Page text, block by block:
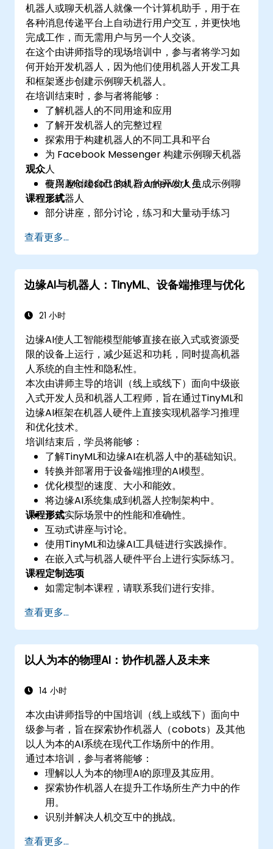
机器人或聊天机器人就像一个计算机助手，用于在
各种消息传递平台上自动进行用户交互，并更快地
完成工作，而无需用户与另一个人交谈。
在这个由讲师指导的现场培训中，参与者将学习如
何开始开发机器人，因为他们使用机器人开发工具
和框架逐步创建示例聊天机器人。
在培训结束时，参与者将能够：
了解机器人的不同用途和应用
了解开发机器人的完整过程
探索用于构建机器人的不同工具和平台
为 Facebook Messenger 构建示例聊天机器
人
使用 Microsoft Bot Framework 生成示例聊
天机器人
观众
有兴趣创建自己的机器人的开发人员
课程形式
部分讲座，部分讨论，练习和大量动手练习
查看更多...
边缘AI与机器人：TinyML、设备端推理与优化
21 小时
边缘AI使人工智能模型能够直接在嵌入式或资源受
限的设备上运行，减少延迟和功耗，同时提高机器
人系统的自主性和隐私性。
本次由讲师主导的培训（线上或线下）面向中级嵌
入式开发人员和机器人工程师，旨在通过TinyML和
边缘AI框架在机器人硬件上直接实现机器学习推理
和优化技术。
培训结束后，学员将能够：
了解TinyML和边缘AI在机器人中的基础知识。
转换并部署用于设备端推理的AI模型。
优化模型的速度、大小和能效。
将边缘AI系统集成到机器人控制架构中。
评估实际场景中的性能和准确性。
课程形式
互动式讲座与讨论。
使用TinyML和边缘AI工具链进行实践操作。
在嵌入式与机器人硬件平台上进行实际练习。
课程定制选项
如需定制本课程，请联系我们进行安排。
查看更多...
以人为本的物理AI：协作机器人及未来
14 小时
本次由讲师指导的中国培训（线上或线下）面向中
级参与者，旨在探索协作机器人（cobots）及其他
以人为本的AI系统在现代工作场所中的作用。
通过本培训，参与者将能够：
理解以人为本的物理AI的原理及其应用。
探索协作机器人在提升工作场所生产力中的作
用。
识别并解决人机交互中的挑战。
在AI集成的工作场所中推动创新和适应性的文
查看更多...